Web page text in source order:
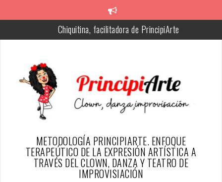
to
Silvia, Creadora de la metodología PrincipiArte
SER PAYASO DESDE EL ENFOQUE TERAPÉUTICO DE
PRINCIPIARTE-ARTICULO REVISTA ESFINGE
TESTIMONIOS PAYAS@S DE ALGUN@S PRINCIPIARTES
PrincipiArte-Estado Clown Terapeutico
Chiquitina, facilitadora de PrincipiArte
METODOLOGÍA PRINCIPIARTE. ENFOQUE
TERAPEÚTICO DE LA EXPRESIÓN ARTÍSTICA A
TRAVÉS DEL CLOWN, DANZA Y TEATRO DE
IMPROVISIACIÓN